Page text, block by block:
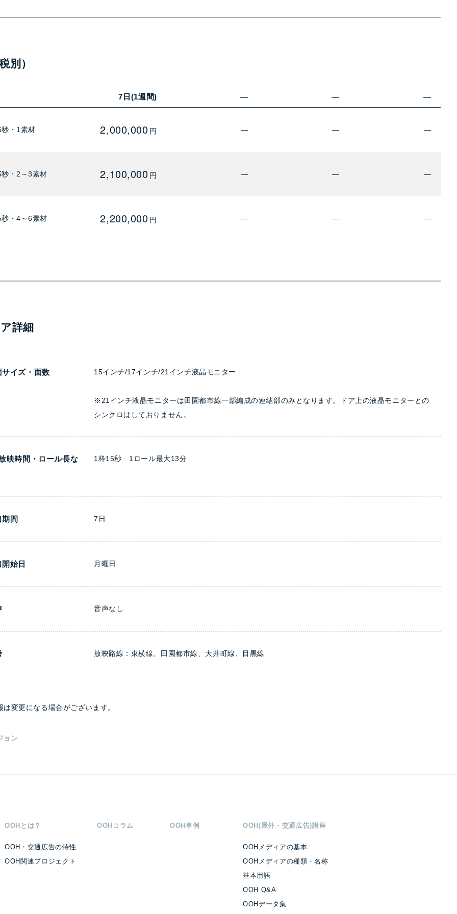
別）
7日(1週間) — — —
・1素材 2,000,000 円 — — —
・2～3素材 2,100,000 円 — — —
・4～6素材 2,200,000 円 — — —
詳細
サイズ・面数 15インチ/17インチ/21インチ液晶モニター
※21インチ液晶モニターは田園都市線一部編成の連結部のみとなります。ドア上の液晶モニターとの
シンクロはしておりません。
映時間・ロール長な 1枠15秒 1ロール最大13分
間 7日
始日 月曜日
音声なし
放映路線：東横線、田園都市線、大井町線、目黒線
は変更になる場合がございます。
ン
OOHとは？
OOH・交通広告の特性
OOH関連プロジェクト
OOHコラム OOH事例 OOH(屋外・交通広告)講座
OOHメディアの基本
OOHメディアの種類・名称
基本用語
OOH Q&A
OOHデータ集